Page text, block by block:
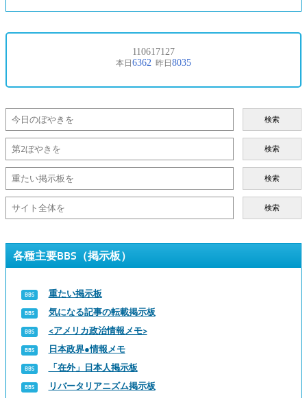
検索
検索
検索
検索
各種主要BBS（掲示板）
重たい掲示板
気になる記事の転載掲示板
<アメリカ政治情報メモ>
日本政界●情報メモ
「在外」日本人掲示板
リバータリアニズム掲示板